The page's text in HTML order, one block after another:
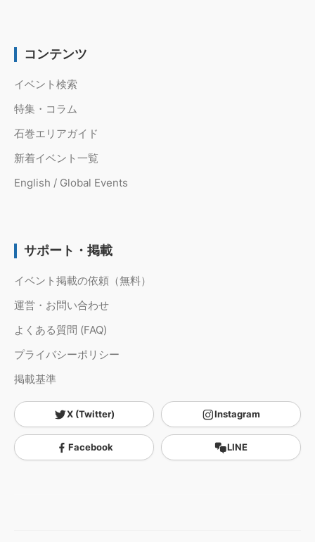
コンテンツ
イベント検索
特集・コラム
石巻エリアガイド
新着イベント一覧
English / Global Events
サポート・掲載
イベント掲載の依頼（無料）
運営・お問い合わせ
よくある質問 (FAQ)
プライバシーポリシー
掲載基準
X (Twitter) Instagram
Facebook LINE